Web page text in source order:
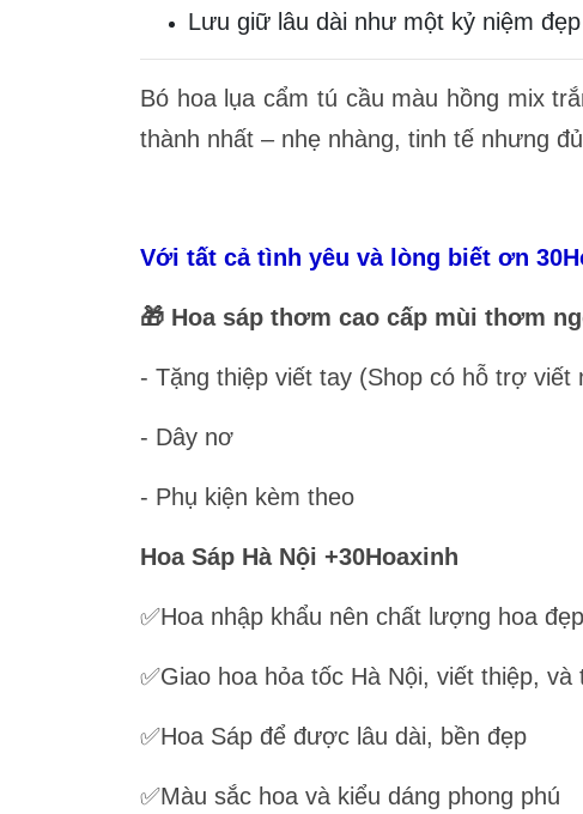
Lưu giữ lâu dài như một kỷ niệm đẹp
Bó hoa lụa cẩm tú cầu màu hồng mix
thành nhất – nhẹ nhàng, tinh tế nhưng
Với tất cả tình yêu và lòng biết ơn
🎁 Hoa sáp thơm cao cấp mùi thơm
- Tặng thiệp viết tay (Shop có hỗ trợ viết
- Dây nơ
- Phụ kiện kèm theo
Hoa Sáp Hà Nội +30Hoaxinh
✅Hoa nhập khẩu nên chất lượng hoa
✅Giao hoa hỏa tốc Hà Nội, viết thiệp,
✅Hoa Sáp để được lâu dài, bền đẹp
✅Màu sắc hoa và kiểu dáng phong phú